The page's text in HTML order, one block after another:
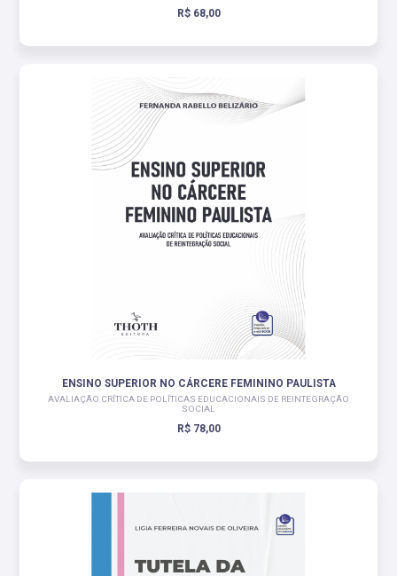
R$ 68,00
ENSINO SUPERIOR NO CÁRCERE FEMININO PAULISTA
AVALIAÇÃO CRÍTICA DE POLÍTICAS EDUCACIONAIS DE REINTEGRAÇÃO
SOCIAL
R$ 78,00